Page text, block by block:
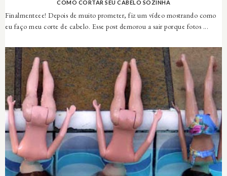
COMO CORTAR SEU CABELO SOZINHA
Finalmenteee! Depois de muito prometer, fiz um vídeo mostrando como
eu faço meu corte de cabelo. Esse post demorou a sair porque fotos ...